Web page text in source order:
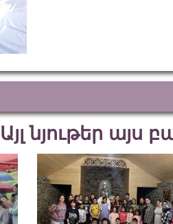
Այլ նյութեր այս